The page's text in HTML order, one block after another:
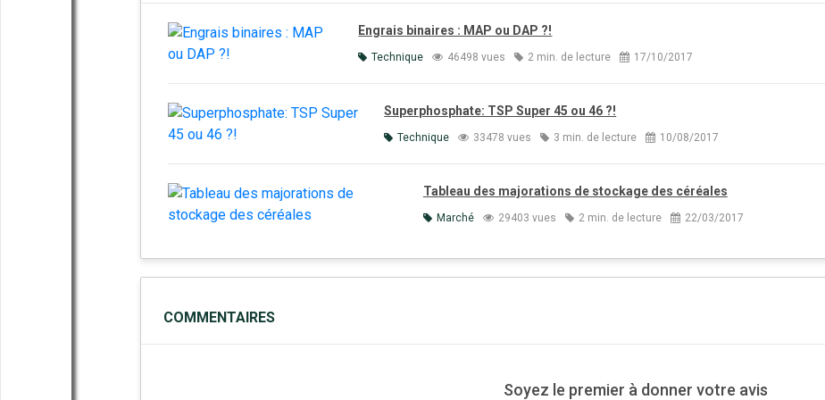
Engrais binaires : MAP ou DAP ?!
Technique 46498 vues 2 min. de lecture 17/10/2017
Superphosphate: TSP Super 45 ou 46 ?!
Technique 33478 vues 3 min. de lecture 10/08/2017
Tableau des majorations de stockage des céréales
Marché 29403 vues 2 min. de lecture 22/03/2017
COMMENTAIRES
Soyez le premier à donner votre avis